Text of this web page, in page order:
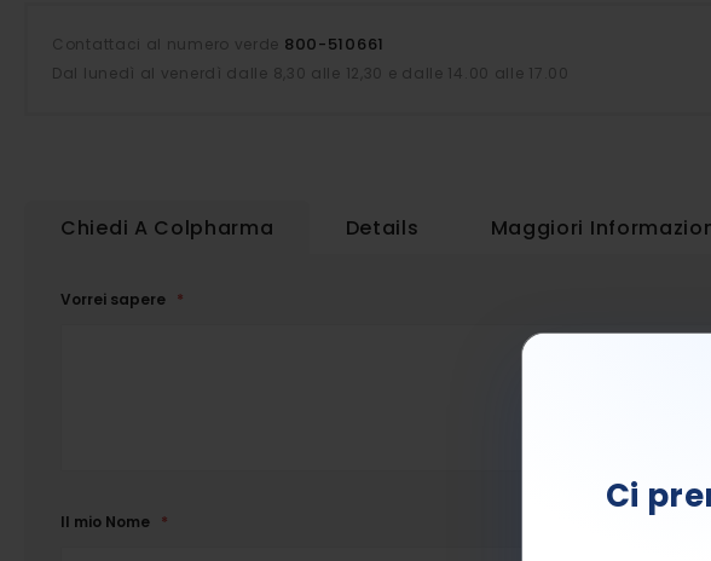
Ci
Contattaci al numero verde 800-510661
Dal lunedì al venerdì dalle 8,30 alle 12,30 e dalle 14.00 alle 17.00
Chiedi A Colpharma
Vorrei sapere
Il mio Nome
Details Maggiori